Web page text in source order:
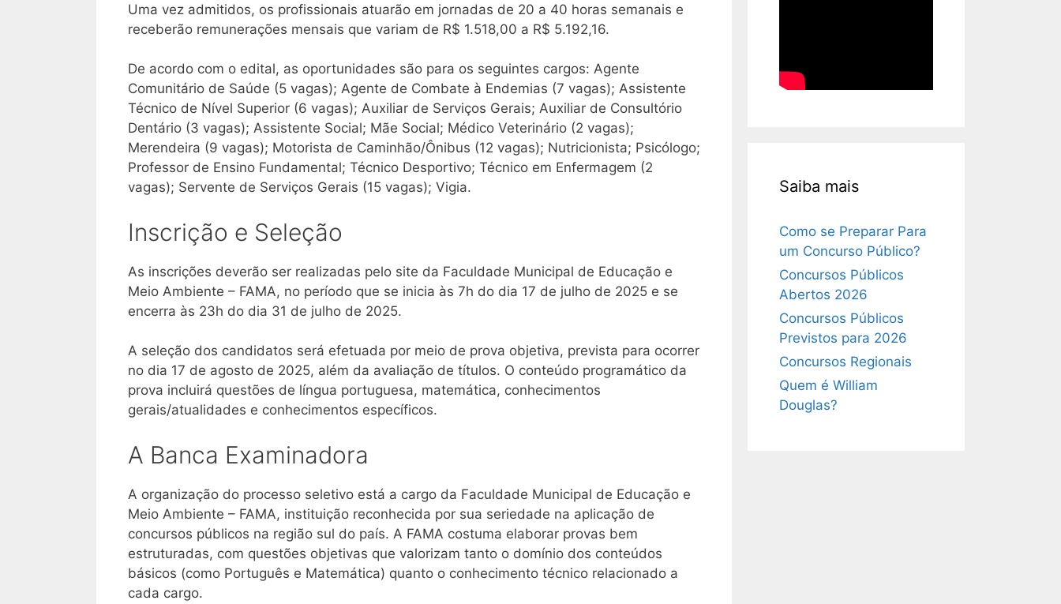
Uma vez admitidos, os profissionais atuarão em jornadas de 20 a 40 horas semanais e
receberão remunerações mensais que variam de R$ 1.518,00 a R$ 5.192,16.
De acordo com o edital, as oportunidades são para os seguintes cargos: Agente
Comunitário de Saúde (5 vagas); Agente de Combate à Endemias (7 vagas); Assistente
Técnico de Nível Superior (6 vagas); Auxiliar de Serviços Gerais; Auxiliar de Consultório
Dentário (3 vagas); Assistente Social; Mãe Social; Médico Veterinário (2 vagas);
Merendeira (9 vagas); Motorista de Caminhão/Ônibus (12 vagas); Nutricionista; Psicólogo;
Professor de Ensino Fundamental; Técnico Desportivo; Técnico em Enfermagem (2
vagas); Servente de Serviços Gerais (15 vagas); Vigia.
Inscrição e Seleção
As inscrições deverão ser realizadas pelo site da Faculdade Municipal de Educação e
Meio Ambiente – FAMA, no período que se inicia às 7h do dia 17 de julho de 2025 e se
encerra às 23h do dia 31 de julho de 2025.
A seleção dos candidatos será efetuada por meio de prova objetiva, prevista para ocorrer
no dia 17 de agosto de 2025, além da avaliação de títulos. O conteúdo programático da
prova incluirá questões de língua portuguesa, matemática, conhecimentos
gerais/atualidades e conhecimentos específicos.
A Banca Examinadora
A organização do processo seletivo está a cargo da Faculdade Municipal de Educação e
Meio Ambiente – FAMA, instituição reconhecida por sua seriedade na aplicação de
concursos públicos na região sul do país. A FAMA costuma elaborar provas bem
estruturadas, com questões objetivas que valorizam tanto o domínio dos conteúdos
básicos (como Português e Matemática) quanto o conhecimento técnico relacionado a
cada cargo.
Saiba mais
Como se Preparar Para
um Concurso Público?
Concursos Públicos
Abertos 2026
Concursos Públicos
Previstos para 2026
Concursos Regionais
Quem é William
Douglas?